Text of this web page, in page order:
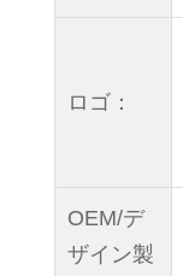
ロゴ：
OEM/デ
ザイン製